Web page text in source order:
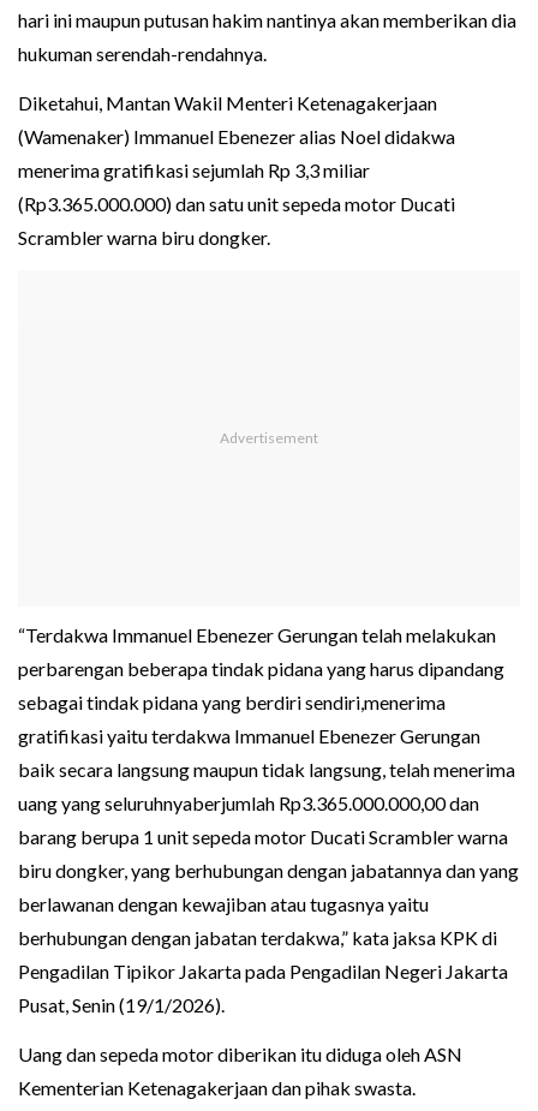
hari ini maupun putusan hakim nantinya akan memberikan dia
hukuman serendah-rendahnya.
Diketahui, Mantan Wakil Menteri Ketenagakerjaan
(Wamenaker) Immanuel Ebenezer alias Noel didakwa
menerima gratifikasi sejumlah Rp 3,3 miliar
(Rp3.365.000.000) dan satu unit sepeda motor Ducati
Scrambler warna biru dongker.
“Terdakwa Immanuel Ebenezer Gerungan telah melakukan
perbarengan beberapa tindak pidana yang harus dipandang
sebagai tindak pidana yang berdiri sendiri,menerima
gratifikasi yaitu terdakwa Immanuel Ebenezer Gerungan
baik secara langsung maupun tidak langsung, telah menerima
uang yang seluruhnyaberjumlah Rp3.365.000.000,00 dan
barang berupa 1 unit sepeda motor Ducati Scrambler warna
biru dongker, yang berhubungan dengan jabatannya dan yang
berlawanan dengan kewajiban atau tugasnya yaitu
berhubungan dengan jabatan terdakwa,” kata jaksa KPK di
Pengadilan Tipikor Jakarta pada Pengadilan Negeri Jakarta
Pusat, Senin (19/1/2026).
Uang dan sepeda motor diberikan itu diduga oleh ASN
Kementerian Ketenagakerjaan dan pihak swasta.